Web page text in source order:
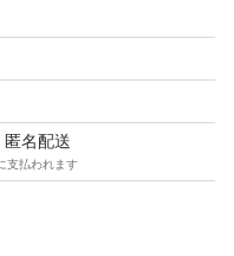
法の変更を＋料金で可
ければ対応させていた
入時より擦り傷などが
名配送
支払われます